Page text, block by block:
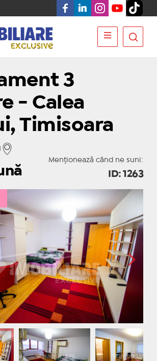
3
- Calea
Timisoara
Menționează când ne suni:
ID: 1263